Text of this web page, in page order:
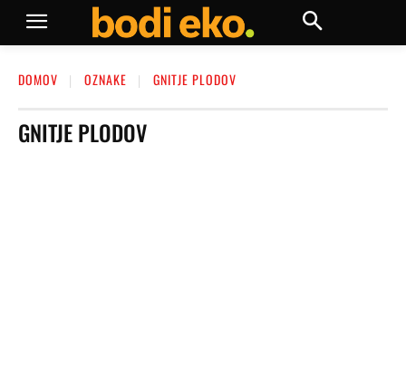
DOMOV OZNAKE GNITJE PLODOV
GNITJE PLODOV